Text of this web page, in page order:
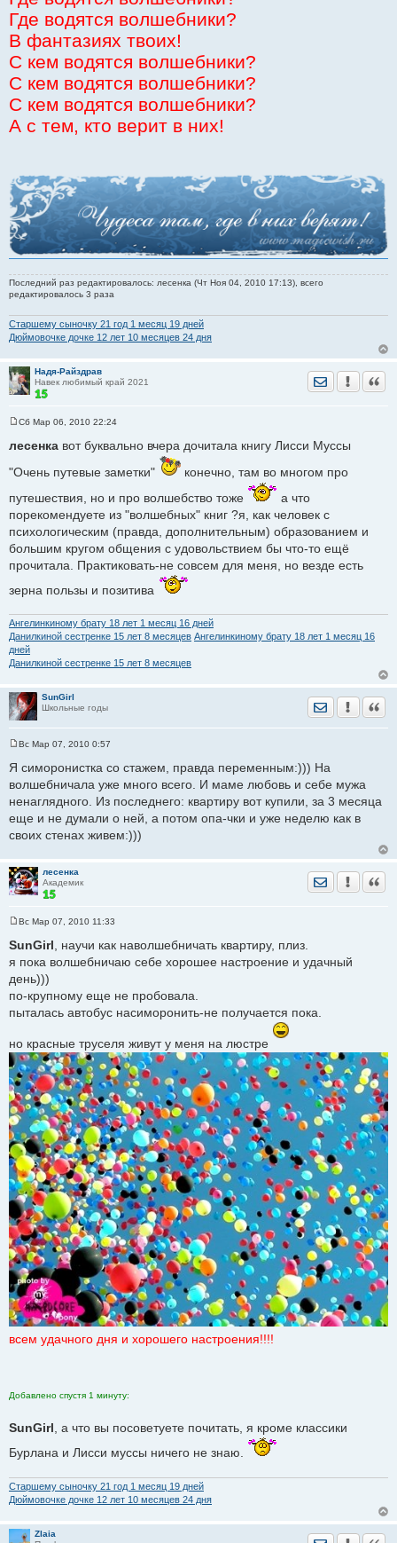
Где водятся волшебники?
В фантазиях твоих!
С кем водятся волшебники?
С кем водятся волшебники?
С кем водятся волшебники?
А с тем, кто верит в них!
Последний раз редактировалось: лесенка (Чт Ноя 04, 2010 17:13), всего
редактировалось 3 раза
Старшему сыночку 21 год 1 месяц 19 дней
Дюймовочке дочке 12 лет 10 месяцев 24 дня
Надя-Райздрав
Навек любимый край 2021
Отправить
о
щ
и
е
Сб Мар 06, 2010 22:24
лесенка вот буквально вчера дочитала книгу Лисси Муссы
"Очень путевые заметки"
конечно, там во многом про
путешествия, но и про волшебство тоже
а что
порекомендуете из "волшебных" книг ?я, как человек с
психологическим (правда, дополнительным) образованием и
большим кругом общения с удовольствием бы что-то ещё
прочитала. Практиковать-не совсем для меня, но везде есть
зерна пользы и позитива
Ангелинкиному брату 18 лет 1 месяц 16 дней
Данилкиной сестренке 15 лет 8 месяцев Ангелинкиному брату 18 лет 1 месяц 16
дней
Данилкиной сестренке 15 лет 8 месяцев
SunGirl
Школьные годы
Отправить
о
б
е
н
е
Вс Мар 07, 2010 0:57
Я симоронистка со стажем, правда переменным:))) На
волшебничала уже много всего. И маме любовь и себе мужа
ненаглядного. Из последнего: квартиру вот купили, за 3 месяца
еще и не думали о ней, а потом опа-чки и уже неделю как в
своих стенах живем:)))
лесенка
Академик
Отправить
о
б
е
н
е
Вс Мар 07, 2010 11:33
SunGirl, научи как наволшебничать квартиру, плиз.
я пока волшебничаю себе хорошее настроение и удачный
день)))
по-крупному еще не пробовала.
пыталась автобус насиморонить-не получается пока.
но красные труселя живут у меня на люстре
всем удачного дня и хорошего настроения!!!!
Добавлено спустя 1 минуту:
SunGirl, а что вы посоветуете почитать, я кроме классики
Бурлана и Лисси муссы ничего не знаю.
Старшему сыночку 21 год 1 месяц 19 дней
Дюймовочке дочке 12 лет 10 месяцев 24 дня
Zlaia